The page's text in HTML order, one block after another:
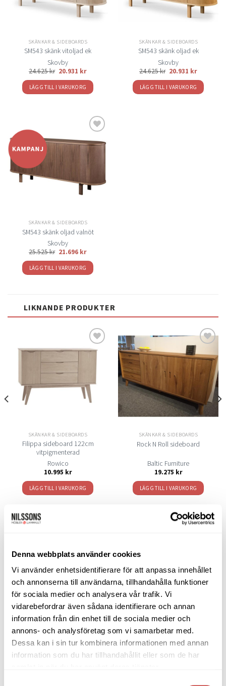
Denna webbplats använder cookies
Vi använder enhetsidentifierare för att anpassa innehållet
och annonserna till användarna, tillhandahålla funktioner
för sociala medier och analysera vår trafik. Vi
vidarebefordrar även sådana identifierare och annan
information från din enhet till de sociala medier och
annons- och analysföretag som vi samarbetar med.
Dessa kan i sin tur kombinera informationen med annan
information som du har tillhandahållit eller som de har
SKÄNKAR & SIDEBOARDS
SM543 skänk vitoljad ek
Skovby
24.625kr 20.931 kr
LÄGG TILL I VARUKORG
SKÄNKAR & SIDEBOARDS
SM543 skänk oljad ek
Skovby
24.625kr 20.931 kr
LÄGG TILL I VARUKORG
SKÄNKAR & SIDEBOARDS
SM543 skänk oljad valnöt
Skovby
25.525kr 21.696 kr
LÄGG TILL I VARUKORG
LIKNANDE PRODUKTER
SKÄNKAR & SIDEBOARDS
Filippa sideboard 122cm
vitpigmenterad
Rowico
10.995 kr
LÄGG TILL I VARUKORG
Lägg
önskelistan
SKÄNKAR & SIDEBOARDS
Rock N Roll sideboard
Baltic Furniture
19.275 kr
LÄGG TILL I VARUKORG
SORTIMENT
Barbord
Barstolar & Barpallar
Belysning
Bokhyllor
Byråer